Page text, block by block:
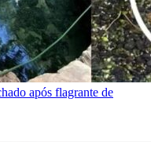
após flagrante de